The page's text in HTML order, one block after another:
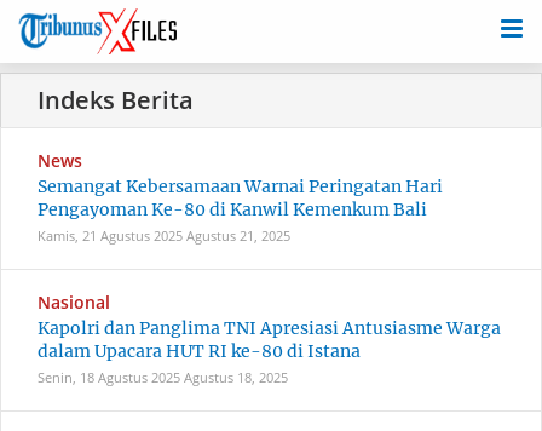
News
Semangat Kebersamaan Warnai Peringatan Hari
Pengayoman Ke-80 di Kanwil Kemenkum Bali
Kamis, 21 Agustus 2025 Agustus 21, 2025
Nasional
Kapolri dan Panglima TNI Apresiasi Antusiasme Warga
dalam Upacara HUT RI ke-80 di Istana
Senin, 18 Agustus 2025 Agustus 18, 2025